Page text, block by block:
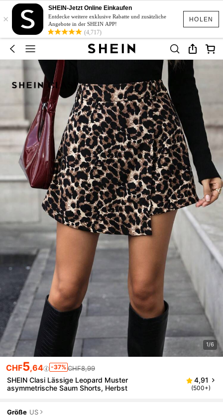
HOLEN
×
SHEIN-Jetzt Online Einkaufen
Entdecke weitere exklusive Rabatte und zusätzliche
Angebote in der SHEIN APP!
(4,717)
1/6
CHF5,64 -37% CHF8,99
SHEIN Clasi Lässige Leopard Muster
asymmetrische Saum Shorts, Herbst
4,91
(500+)
Größe US